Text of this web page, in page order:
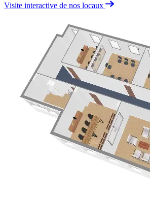
Visite interactive de nos locaux